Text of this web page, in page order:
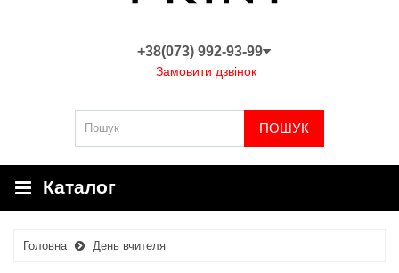
+38(073) 992-93-99
Замовити дзвінок
ПОШУК
Каталог
Головна День вчителя